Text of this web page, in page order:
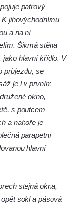
patrový
jihovýchodnímu
a na ní
Šikmá stěna
jako hlavní křídlo. V
průjezdu, se
je i v prvním
okno,
s poutcem
a nahoře je
parapetní
hlavní
stejná okna,
sokl a pásová